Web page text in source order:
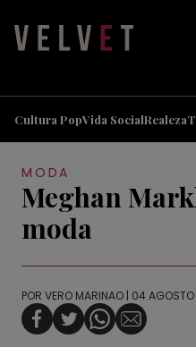
Cultura PopVida SocialRealeza
MODA
Meghan
moda
POR VERO MARINAO | 04